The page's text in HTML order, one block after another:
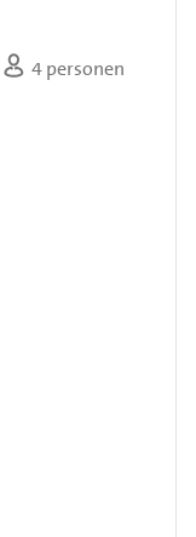
4 personen